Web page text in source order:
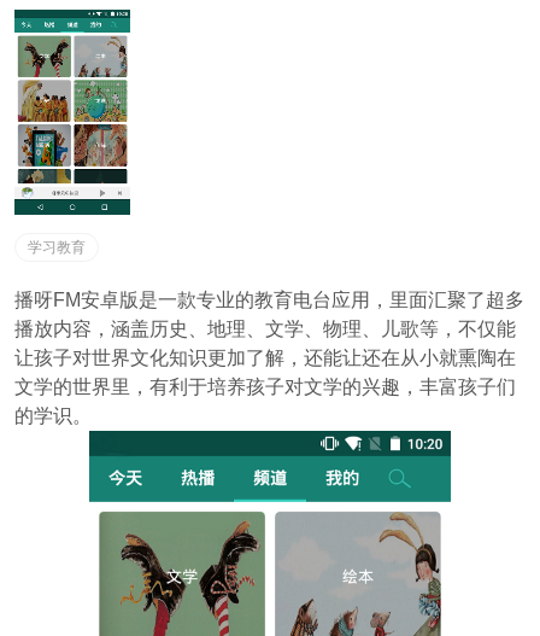
学习教育
播呀FM安卓版是一款专业的教育电台应用，里面汇聚了超多
播放内容，涵盖历史、地理、文学、物理、儿歌等，不仅能
让孩子对世界文化知识更加了解，还能让还在从小就熏陶在
文学的世界里，有利于培养孩子对文学的兴趣，丰富孩子们
的学识。